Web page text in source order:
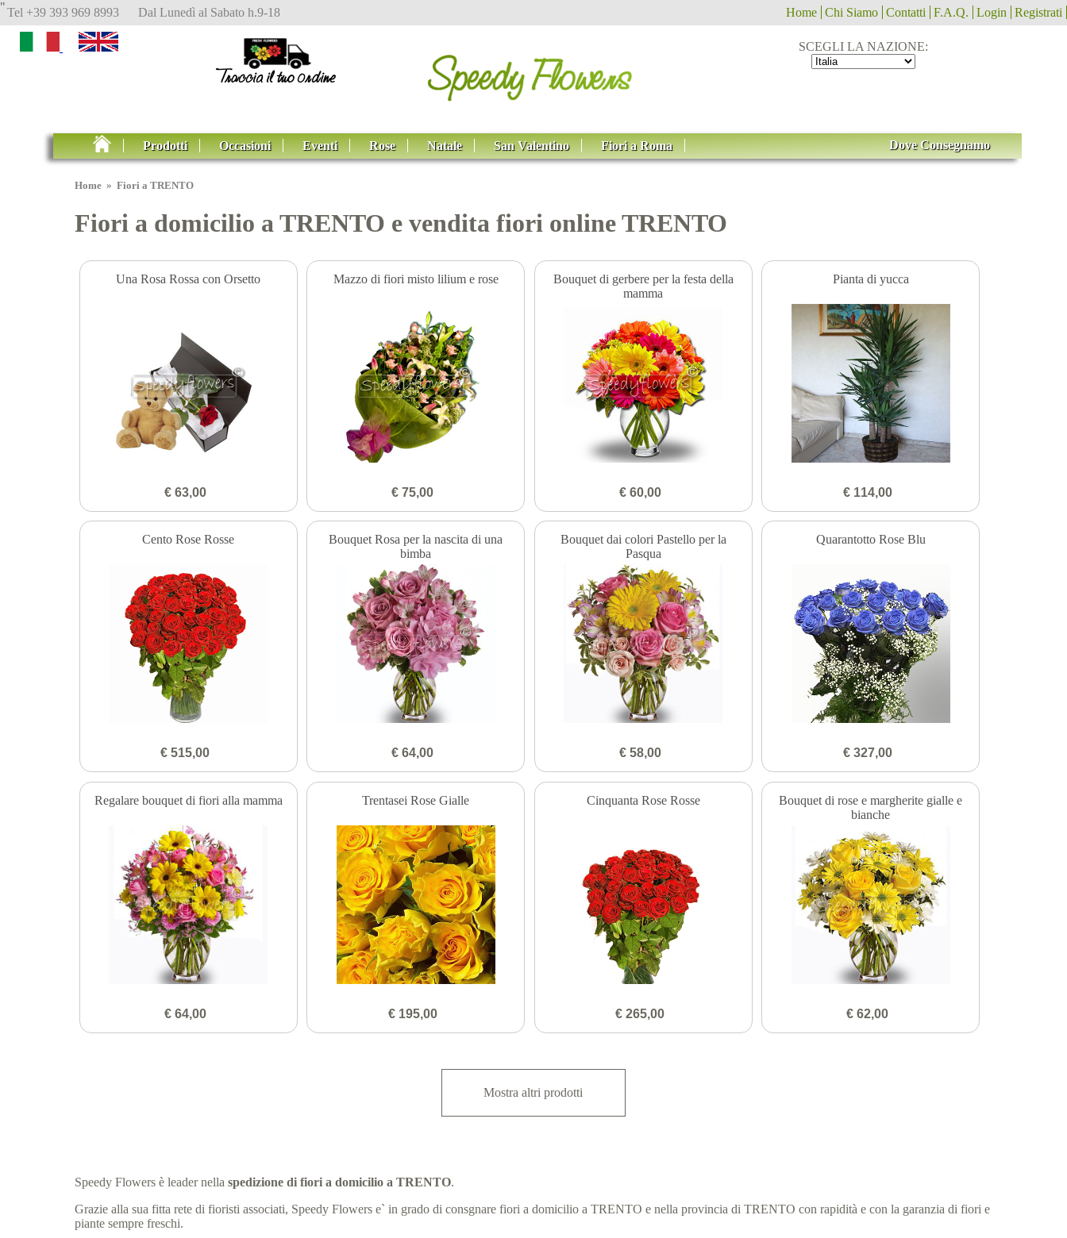
"Tel +39 393 969 8993 Dal Lunedì al Sabato h.9-18 Home Chi Siamo Contatti F.A.Q. Login Registrati
SCEGLI LA NAZIONE:
Prodotti Occasioni Eventi Rose Natale San Valentino Fiori a Roma Dove Consegnamo
Home »Fiori a TRENTO
Fiori a domicilio a TRENTO e vendita fiori online TRENTO
Una Rosa Rossa con Orsetto
€ 63,00
Mazzo di fiori misto lilium e rose
€ 75,00
Bouquet di gerbere per la festa della
mamma
€ 60,00
Pianta di yucca
€ 114,00
Cento Rose Rosse
€ 515,00
Bouquet Rosa per la nascita di una
bimba
€ 64,00
Bouquet dai colori Pastello per la
Pasqua
€ 58,00
Quarantotto Rose Blu
€ 327,00
Regalare bouquet di fiori alla mamma
€ 64,00
Trentasei Rose Gialle
€ 195,00
Cinquanta Rose Rosse
€ 265,00
Bouquet di rose e margherite gialle e
bianche
€ 62,00
Mostra altri prodotti
Speedy Flowers è leader nellaspedizione di fiori a domicilio a TRENTO.
Grazie alla sua fitta rete di fioristi associati, Speedy Flowers e` in grado di consgnare fiori a domicilio a TRENTO e nella provincia di TRENTO con rapidità e con la garanzia di fiori e
piante sempre freschi.